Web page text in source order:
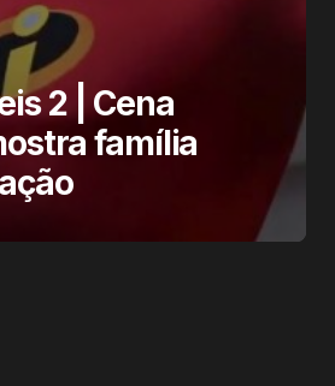
2 | Cena
família